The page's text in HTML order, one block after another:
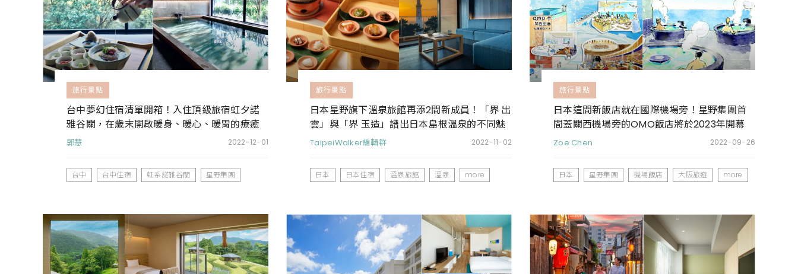
旅行景點
台中夢幻住宿清單開箱！入住頂級旅宿虹夕諾
雅谷關，在歲末開啟暖身、暖心、暖胃的療癒
之旅
郭慧 2022-12-01
台中 台中住宿 虹系諾雅谷關 星野集團
旅行景點
日本星野旗下溫泉旅館再添2間新成員！「界 出
雲」與「界 玉造」譜出日本島根溫泉的不同魅
力
TaipeiWalker編輯群 2022-11-02
日本 日本住宿 溫泉旅館 溫泉 more
旅行景點
日本這間新飯店就在國際機場旁！星野集團首
間蓋關西機場旁的OMO飯店將於2023年開幕
Zoe Chen 2022-09-26
日本 星野集團 機場飯店 大阪旅遊 more